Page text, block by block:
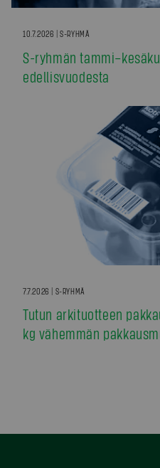
10.7.2026 | S-RYHMÄ
S-ryhmän
edellisvuodesta
7.7.2026 | S-RYHMÄ
Tutun arkituotteen
kg vähemmän